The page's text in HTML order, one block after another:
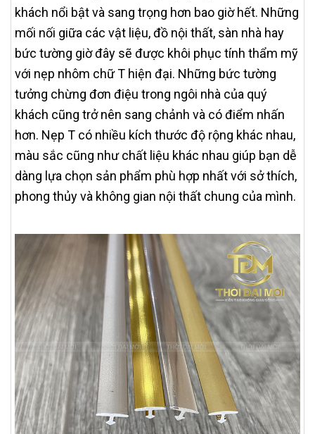
khách nổi bật và sang trọng hơn bao giờ hết. Những
mối nối giữa các vật liệu, đồ nội thất, sàn nhà hay
bức tường giờ đây sẽ được khôi phục tính thẩm mỹ
với nẹp nhôm chữ T hiện đại. Những bức tường
tưởng chừng đơn điệu trong ngôi nhà của quý
khách cũng trở nên sang chảnh và có điểm nhấn
hơn. Nẹp T có nhiều kích thước độ rộng khác nhau,
màu sắc cũng như chất liệu khác nhau giúp bạn dễ
dàng lựa chọn sản phẩm phù hợp nhất với sở thích,
phong thủy và không gian nội thất chung của mình.